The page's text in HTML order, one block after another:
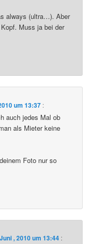
always (ultra…). Aber
Muss ja bei der
um 13:37 :
auch jedes Mal ob
als Mieter keine
Foto nur so
, 2010 um 13:44 :